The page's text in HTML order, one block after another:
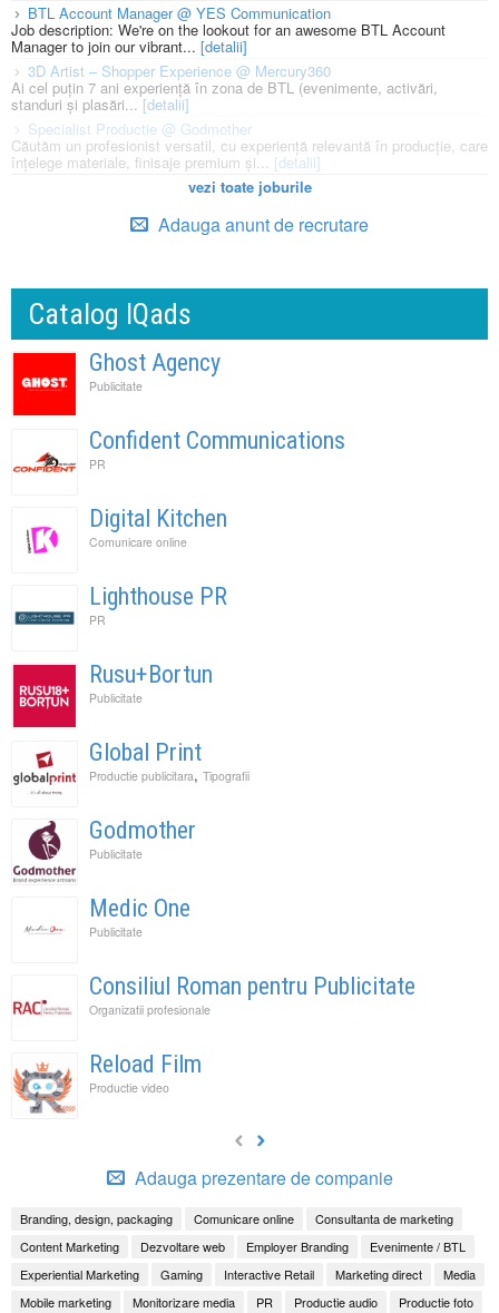
BTL Account Manager @ YES Communication
Job description: We're on the lookout for an awesome BTL Account
Manager to join our vibrant... [detalii]
3D Artist – Shopper Experience @ Mercury360
Ai cel puțin 7 ani experiență în zona de BTL (evenimente, activări,
standuri și plasări...[detalii]
Specialist Productie @ Godmother
Căutăm un profesionist versatil, cu experiență relevantă în producție, care
înțelege materiale, finisaje premium și... [detalii]
vezi toate joburile
Adauga anunt de recrutare
Catalog IQads
Ghost Agency
Publicitate
Confident Communications
PR
Digital Kitchen
Comunicare online
Lighthouse PR
PR
Rusu+Bortun
Publicitate
Global Print
Productie publicitara, Tipografii
Godmother
Publicitate
Medic One
Publicitate
Consiliul Roman pentru Publicitate
Organizatii profesionale
Reload Film
Productie video
Adauga prezentare de companie
Branding, design, packaging Comunicare online
Consultanta de marketing
Content Marketing
Dezvoltare web Employer Branding
Evenimente / BTL
Experiential Marketing
Gaming Interactive Retail Marketing direct
Media
Mobile marketing
Monitorizare media PR Productie audio Productie foto